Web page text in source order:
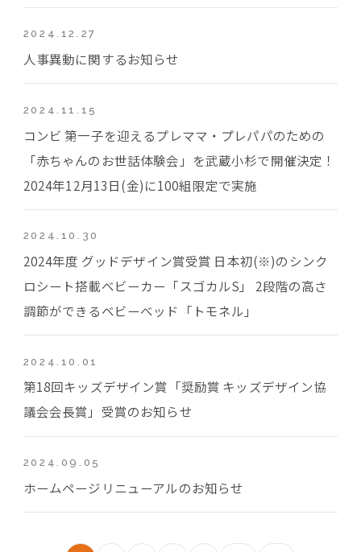
2024.12.27
人事異動に関するお知らせ
2024.11.15
コンビ 第一子を迎えるプレママ・プレパパのための
「赤ちゃんのお世話体験会」を武蔵小杉で開催決定！
2024年12月13日(金)に100組限定で実施
2024.10.30
2024年度 グッドデザイン賞受賞 日本初(※)のシンク
ロシート搭載ベビーカー「スゴカルS」 2段階の高さ
調節ができるベビーベッド「トモネル」
2024.10.01
第18回キッズデザイン賞「奨励賞 キッズデザイン協
議会会長賞」受賞のお知らせ
2024.09.05
ホームページリニューアルのお知らせ